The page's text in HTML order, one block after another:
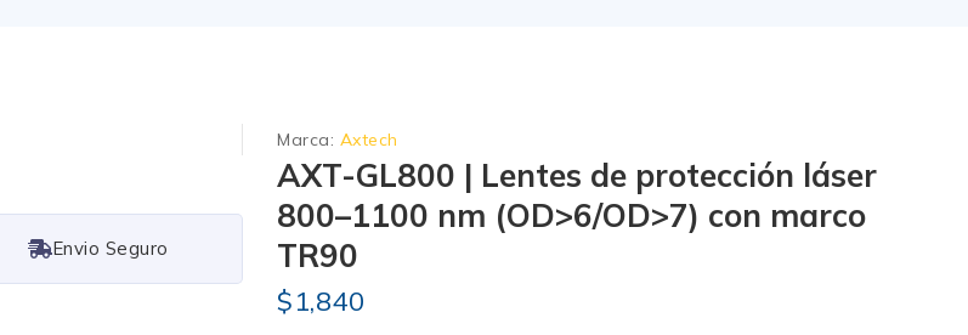
Free Shipping
Marca: Axtech
AXT-GL800 | Lentes de protección láser
800–1100 nm (OD>6/OD>7) con marco
TR90
$1,840